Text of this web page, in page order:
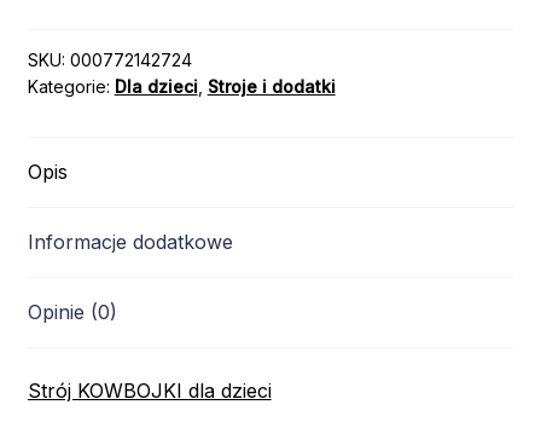
SKU: 000772142724
Kategorie: Dla dzieci, Stroje i dodatki
Opis
Informacje dodatkowe
Opinie (0)
Strój KOWBOJKI dla dzieci